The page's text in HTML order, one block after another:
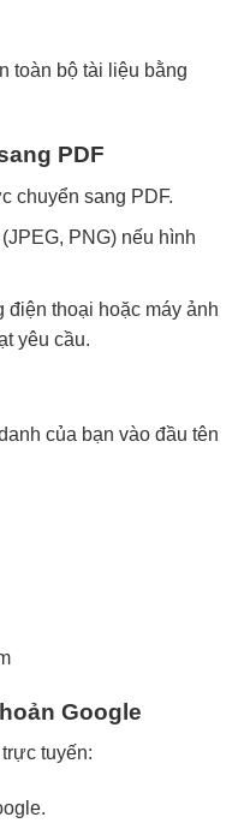
toàn bộ tài liệu bằng
PDF
chuyển sang PDF.
PNG) nếu hình
điện thoại hoặc máy ảnh
yêu cầu.
của bạn vào đầu tên
Google
tuyến: